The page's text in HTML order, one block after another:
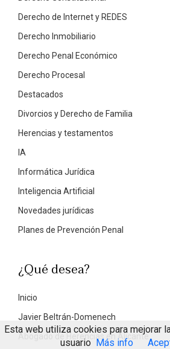
Derecho de Internet y REDES
Derecho Inmobiliario
Derecho Penal Económico
Derecho Procesal
Destacados
Divorcios y Derecho de Familia
Herencias y testamentos
IA
Informática Jurídica
Inteligencia Artificial
Novedades jurídicas
Planes de Prevención Penal
¿Qué desea?
Inicio
Javier Beltrán-Domenech
Abogado de Herencias en Alicante
Esta web utiliza cookies para mejorar
usuario Más info